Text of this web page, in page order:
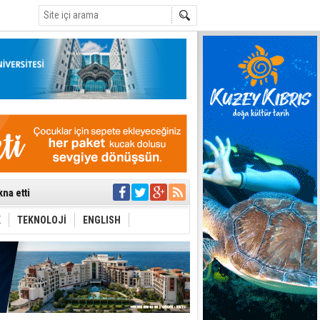
etti
toplantıya
aday
ilerleme
etmiyor
hesabı
TEKNOLOJİ ENGLISH